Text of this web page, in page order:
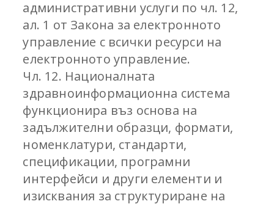
административни услуги по чл. 12,
ал. 1 от Закона за електронното
управление с всички ресурси на
електронното управление.
Чл. 12. Националната
здравноинформационна система
функционира въз основа на
задължителни образци, формати,
номенклатури, стандарти,
спецификации, програмни
интерфейси и други елементи и
изисквания за структуриране на